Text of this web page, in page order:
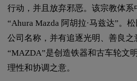
行动，并且放弃邪恶。该宗教体系
“Ahura Mazda 阿胡拉·马兹达”。
公司名称，并有追逐光明、善良之
“MAZDA”是创造铁器和古车轮文
理性和协调之意。